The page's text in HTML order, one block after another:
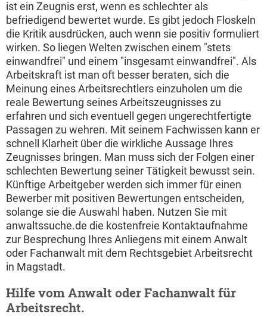
ist ein Zeugnis erst, wenn es schlechter als
befriedigend bewertet wurde. Es gibt jedoch Floskeln
die Kritik ausdrücken, auch wenn sie positiv formuliert
wirken. So liegen Welten zwischen einem "stets
einwandfrei" und einem "insgesamt einwandfrei". Als
Arbeitskraft ist man oft besser beraten, sich die
Meinung eines Arbeitsrechtlers einzuholen um die
reale Bewertung seines Arbeitszeugnisses zu
erfahren und sich eventuell gegen ungerechtfertigte
Passagen zu wehren. Mit seinem Fachwissen kann er
schnell Klarheit über die wirkliche Aussage Ihres
Zeugnisses bringen. Man muss sich der Folgen einer
schlechten Bewertung seiner Tätigkeit bewusst sein.
Künftige Arbeitgeber werden sich immer für einen
Bewerber mit positiven Bewertungen entscheiden,
solange sie die Auswahl haben. Nutzen Sie mit
anwaltssuche.de die kostenfreie Kontaktaufnahme
zur Besprechung Ihres Anliegens mit einem Anwalt
oder Fachanwalt mit dem Rechtsgebiet Arbeitsrecht
in Magstadt.
Hilfe vom Anwalt oder Fachanwalt für
Arbeitsrecht.